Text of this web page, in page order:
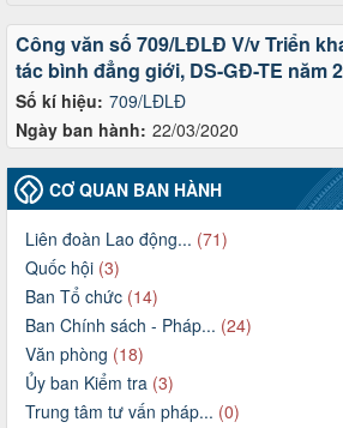
Số kí hiệu: 709/LĐLĐ
Ngày ban hành: 22/03/2020
Công văn số 709/LĐLĐ V/v Triển
tác bình đẳng giới, DS-GĐ-TE năm
CƠ QUAN BAN HÀNH
Liên đoàn Lao động... (71)
Quốc hội (3)
Ban Tổ chức (14)
Ban Chính sách - Pháp... (24)
Văn phòng (18)
Ủy ban Kiểm tra (3)
Trung tâm tư vấn pháp... (0)